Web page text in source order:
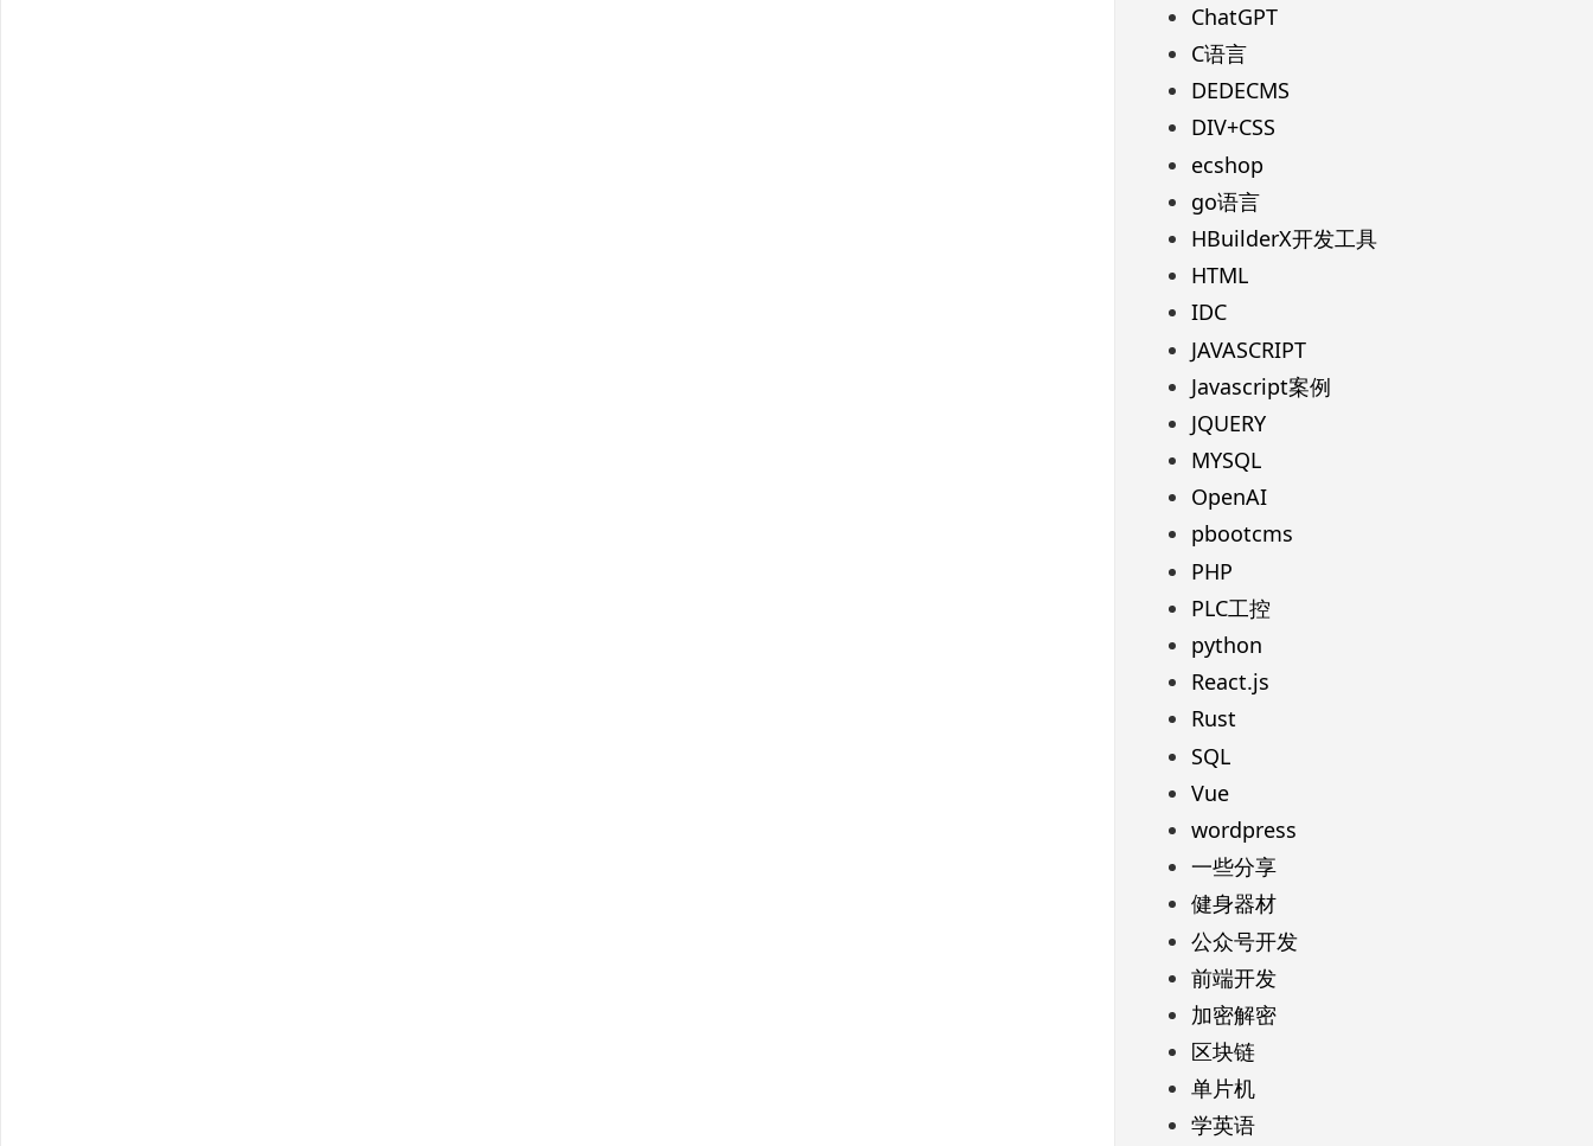
ChatGPT
C语言
DEDECMS
DIV+CSS
ecshop
go语言
HBuilderX开发工具
HTML
IDC
JAVASCRIPT
Javascript案例
JQUERY
MYSQL
OpenAI
pbootcms
PHP
PLC工控
python
React.js
Rust
SQL
Vue
wordpress
一些分享
健身器材
公众号开发
前端开发
加密解密
区块链
单片机
学英语